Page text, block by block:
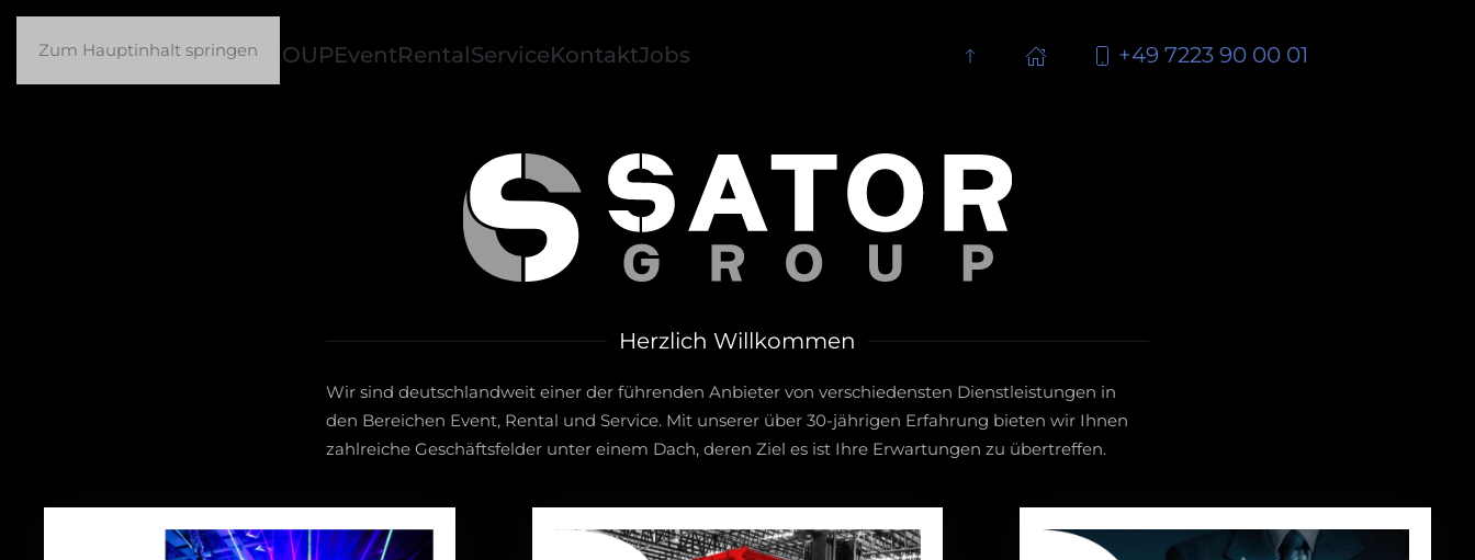
Zum Hauptinhalt springen
SATOR GROUPEventRentalServiceKontaktJobs +49 7223 90 00 01
Herzlich Willkommen
Wir sind deutschlandweit einer der führenden Anbieter von verschiedensten Dienstleistungen in
den Bereichen Event, Rental und Service. Mit unserer über 30-jährigen Erfahrung bieten wir Ihnen
zahlreiche Geschäftsfelder unter einem Dach, deren Ziel es ist Ihre Erwartungen zu übertreffen.